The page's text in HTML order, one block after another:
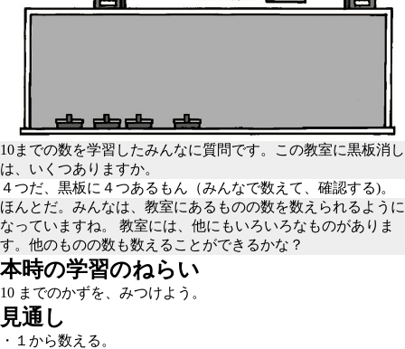
10までの数を学習したみんなに質問です。この教室に黒板消し
は、いくつありますか。
４つだ、黒板に４つあるもん（みんなで数えて、確認する)。
ほんとだ。みんなは、教室にあるものの数を数えられるように
なっていますね。 教室には、他にもいろいろなものがありま
す。他のものの数も数えることができるかな？
本時の学習のねらい
10 までのかずを、みつけよう。
見通し
・１から数える。